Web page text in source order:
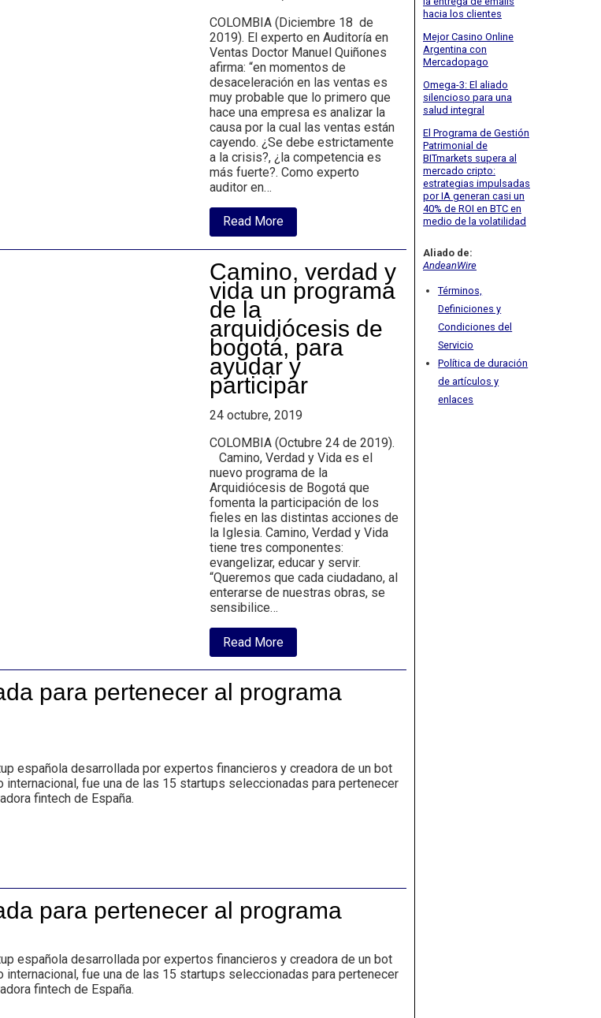
COLOMBIA (Diciembre 18 de
2019). El experto en Auditoría en
Ventas Doctor Manuel Quiñones
afirma: “en momentos de
desaceleración en las ventas es
muy probable que lo primero que
hace una empresa es analizar la
causa por la cual las ventas están
cayendo. ¿Se debe estrictamente
a la crisis?, ¿la competencia es
más fuerte?. Como experto
auditor en…
Read Moreabout
Auditor
Experto
ventas
y
procesos
Manuel
Quiñones
brinda
recomendaciones
Camino, verdad y
vida un programa
de la
arquidiócesis de
bogotá, para
ayudar y
participar
24 octubre, 2019
COLOMBIA (Octubre 24 de 2019).
Camino, Verdad y Vida es el
nuevo programa de la
Arquidiócesis de Bogotá que
fomenta la participación de los
fieles en las distintas acciones de
la Iglesia. Camino, Verdad y Vida
tiene tres componentes:
evangelizar, educar y servir.
“Queremos que cada ciudadano, al
enterarse de nuestras obras, se
sensibilice…
Read Moreabout
Camino,
verdad
vida
un
de
bogotá,
para
para pertenecer al programa
española desarrollada por expertos financieros y creadora de un bot
fue una de las 15 startups seleccionadas para pertenecer
fintech de España.
para pertenecer al programa
española desarrollada por expertos financieros y creadora de un bot
fue una de las 15 startups seleccionadas para pertenecer
fintech de España.
hacia los clientes
Mejor Casino Online
Argentina con
Mercadopago
Omega-3: El aliado
silencioso para una
salud integral
El Programa de Gestión
Patrimonial de
BITmarkets supera al
mercado cripto:
estrategias impulsadas
por IA generan casi un
40% de ROI en BTC en
medio de la volatilidad
Aliado de:
AndeanWire
Términos,
Definiciones y
Condiciones del
Servicio
Política de duración
de artículos y
enlaces